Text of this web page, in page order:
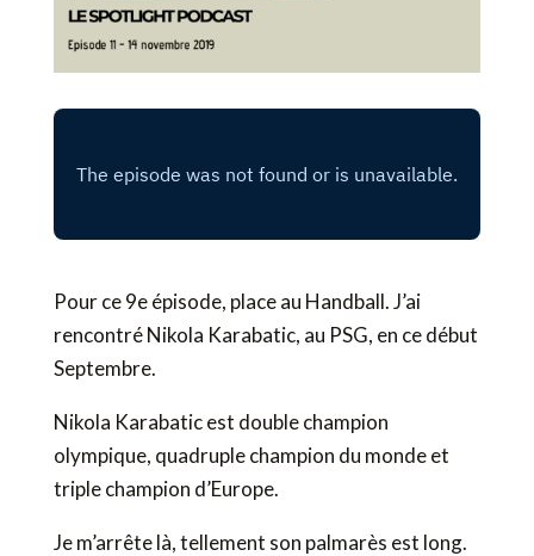
Pour ce 9e épisode, place au Handball. J’ai
rencontré Nikola Karabatic, au PSG, en ce début
Septembre.
Nikola Karabatic est double champion
olympique, quadruple champion du monde et
triple champion d’Europe.
Je m’arrête là, tellement son palmarès est long.